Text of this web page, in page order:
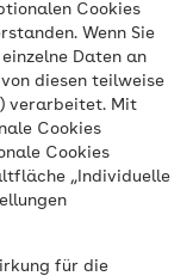
Cookies
Wenn Sie
Daten an
diesen teilweise
verarbeitet. Mit
Cookies
Cookies
„Individuelle
für die
Schlag auf
Hirn-
führen.
ist eine